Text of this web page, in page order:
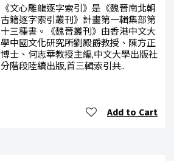
《文心雕龍逐字索引》是《魏晉南北朝
古籍逐字索引叢刊》計畫第一輯集部第
十三種書。《魏晉叢刊》由香港中文大
學中國文化研究所劉殿爵教授、陳方正
博士、何志華教授主編,中文大學出版社
分階段陸續出版,首三輯索引共..
Add to Cart